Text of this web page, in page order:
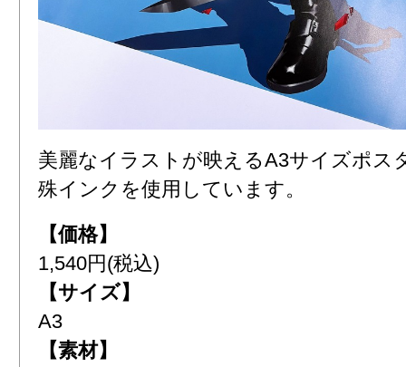
美麗なイラストが映えるA3サイズポス
殊インクを使用しています。
【価格】
1,540円(税込)
【サイズ】
A3
【素材】